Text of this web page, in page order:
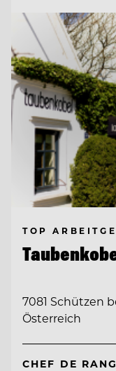
TOP
7081 Schützen
Österreich
CHEF DE